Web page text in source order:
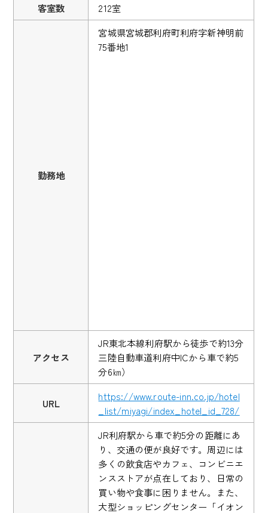
客室数
212室
勤務地
宮城県宮城郡利府町利府字新神明前
75番地1
アクセス
JR東北本線利府駅から徒歩で約13分
三陸自動車道利府中ICから車で約5
分6㎞）
URL
https://www.route-inn.co.jp/hotel
_list/miyagi/index_hotel_id_728/
JR利府駅から車で約5分の距離にあ
り、交通の便が良好です。周辺には
多くの飲食店やカフェ、コンビニエ
ンスストアが点在しており、日常の
買い物や食事に困りません。また、
大型ショッピングセンター「イオン